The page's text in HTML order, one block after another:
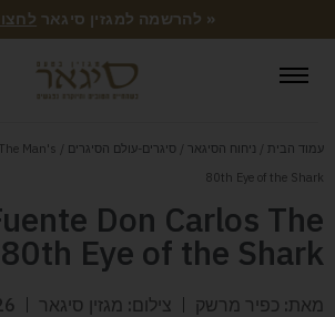
« להרשמה למגזין סיגאר
עמוד הבית / ניחוח הסיגאר / סיגרים-עולם הסיגרים
Man's
80th Eye of the Shark
Don Carlos The
Eye of the Shark
מאת: כפיר מרשק צילום: מגזין סיגאר